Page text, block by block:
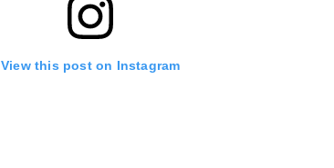
View this post on Instagram